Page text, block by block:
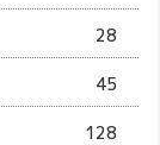
28
45
128